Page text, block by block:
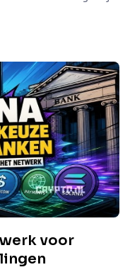
voor